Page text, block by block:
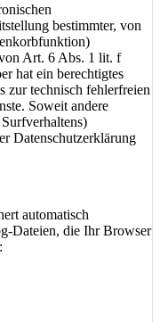
bestimmter, von
Art. 6 Abs. 1 lit. f
hat ein berechtigtes
zur technisch fehlerfreien
Soweit andere
Datenschutzerklärung
automatisch
Dateien, die Ihr Browser